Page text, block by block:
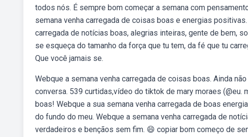
todos nós. É sempre bom começar a semana com
semana venha carregada de coisas boas e energias
carregada de notícias boas, alegrias inteiras, gente de bem,
se esqueça do tamanho da força que tu tem, da fé que tu
Que você jamais se.
Webque a semana venha carregada de coisas boas. Ainda
conversa. 539 curtidas,vídeo do tiktok de mary moraes (@eu.
boas! Webque a sua semana venha carregada de boas
do fundo do meu. Webque a semana venha carregada de
verdadeiros e bençãos sem fim. 😄 copiar bom começo de